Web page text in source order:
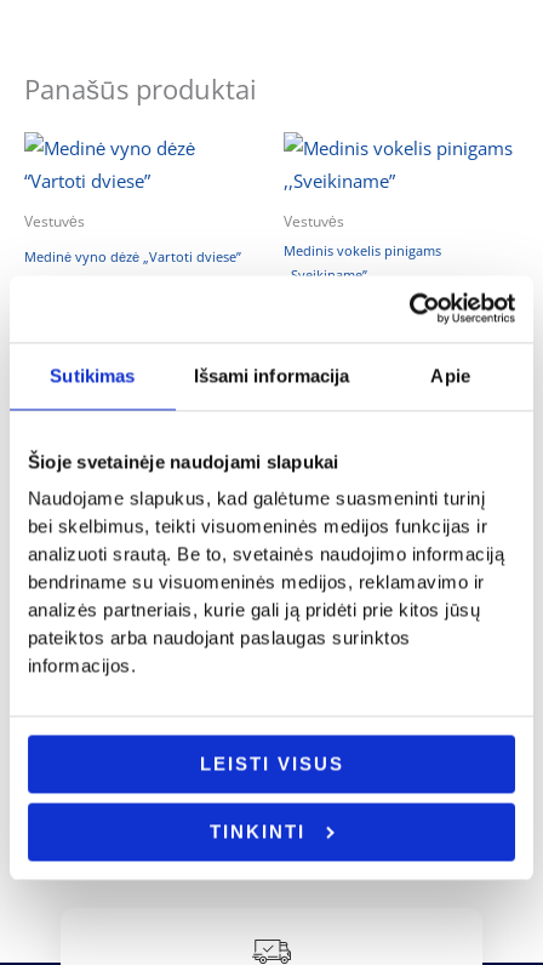
Sutikimas Išsami informacija Apie
Šioje svetainėje naudojami slapukai
Naudojame slapukus, kad galėtume suasmeninti turinį
bei skelbimus, teikti visuomeninės medijos funkcijas ir
analizuoti srautą. Be to, svetainės naudojimo informaciją
bendriname su visuomeninės medijos, reklamavimo ir
analizės partneriais, kurie gali ją pridėti prie kitos jūsų
pateiktos arba naudojant paslaugas surinktos
informacijos.
LEISTI VISUS
TINKINTI
Panašūs produktai
Vestuvės
Medinė vyno dėzė „Vartoti dviese”
Vestuvės
Medinis vokelis pinigams
,,Sveikiname”
Į KREPŠELĮ
Vestuvės
Puodeliai „Vyrui ir žmonai”
10.00€
- PASIRINKITE
VARIANTĄ
Vestuvės
Minkštas pledukas su jūsų norimu
užrašu
28.00€